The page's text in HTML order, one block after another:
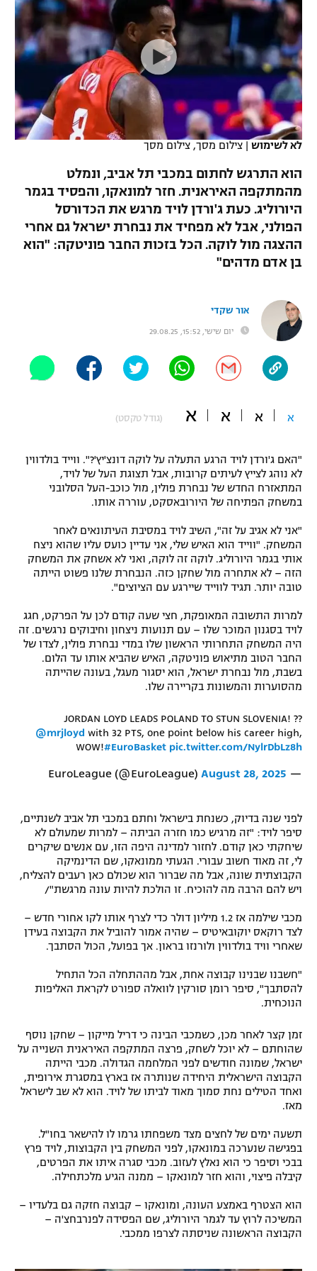
VOD
רץ ברשת
תוצאות
לוח שידורים
ברחבה
"מחצית בשכונה" – פודקאסט
משתתפים וזוכים בפרסים
תקנון משתתפים וזוכים בפרסים
תקנון עבור פעילות אלקטרה
תקנון עבור פעילות ספורט 1 – "מרלן"
גיימינג E-Sports
תנאי שימוש
מדיניות פרטיות
תקנון פעילות ספורט 1
רשיון להקרנה פומבית לבית עסק
הצטרפות לחבילת הערוצים
לוח דרושים – ג'ובנט
נבחרת ישראל
מכבי חיפה
בית"ר ירושלים
מכבי תל אביב
הפועל תל אביב
הפועל חיפה
הפועל באר שבע
מכבי נתניה
ליגה ספרדית
ליגה איטלקית
ליגה צרפתית
ליגה הולנדית
ליגה טורקית
ליגה סינית
ליגה ברזילאית
ליגות נוספות
כדורסל נשים
מכבי תל אביב
הפועל חולון
הפועל ירושלים
דני אבדיה
יורוליג
יורוקאפ
טניס
כדוריד
כדורעף
שחייה
ג'ודו
אגרוף
ספורט אולימפי
היאבקות WWE
ספורט מוטורי
כדורמים
בייסבול MLB
אומנויות לחימה
גיימינג E-Sports
לא לשימוש | צילום מסך, צילום מסך
הוא התרגש לחתום במכבי תל אביב, ונמלט
מהמתקפה האיראנית. חזר למונאקו, והפסיד בגמר
היורוליג. כעת ג'ורדן לויד מרגש את הכדורסל
הפולני, אבל לא מפחיד את נבחרת ישראל גם אחרי
ההצגה מול לוקה. הכל בזכות החבר פוניטקה: "הוא
בן אדם מדהים"
אור שקדי
יום שישי, 15:52, 29.08.25
א א א א (גודל טקסט)
"האם ג'ורדן לויד הרגע התעלה על לוקה דונצ'יץ'?". ווייד בולדווין
לא נוהג לצייץ לעיתים קרובות, אבל תצוגת העל של לויד,
המתאזרח החדש של נבחרת פולין, מול כוכב-העל הסלובני
במשחק הפתיחה של היורובאסקט, עוררה אותו.
"אני לא אגיב על זה", השיב לויד במסיבת העיתונאים לאחר
המשחק. "ווייד הוא האיש שלי, אני עדיין כועס עליו שהוא ניצח
אותי בגמר היורוליג. לוקה זה לוקה, ואני לא אשחק את המשחק
הזה – לא אתחרה מול שחקן כזה. הנבחרת שלנו פשוט הייתה
טובה יותר. תגיד לווייד שיירגע עם הציוצים".
למרות התשובה המאופקת, חצי שעה קודם לכן על הפרקט, חגג
לויד בסגנון המוכר שלו – עם תנועות ניצחון וחיבוקים נרגשים. זה
היה המשחק התחרותי הראשון שלו במדי נבחרת פולין, לצדו של
החבר הטוב מתיאוש פוניטקה, האיש שהביא אותו עד הלום.
בשבת, מול נבחרת ישראל, הוא יסגור מעגל, בעונה שהייתה
מהסוערות והמשונות בקריירה שלו.
JORDAN LOYD LEADS POLAND TO STUN SLOVENIA! ??
@mrjloyd with 32 PTS, one point below his career high,
WOW!#EuroBasket pic.twitter.com/NylrDbLz8h
— EuroLeague (@EuroLeague)
August 28, 2025
לפני שנה בדיוק, כשנחת בישראל וחתם במכבי תל אביב לשנתיים,
סיפר לויד: "זה מרגיש כמו חזרה הביתה – למרות שמעולם לא
שיחקתי כאן קודם. לחזור למדינה היפה הזו, עם אנשים שיקרים
לי, זה מאוד חשוב עבורי. הגעתי ממונאקו, שם הדינמיקה
הקבוצתית שונה, אבל מה שברור הוא שכולם כאן רעבים להצליח,
ויש להם הרבה מה להוכיח. זו הולכת להיות עונה מרגשת"/
מכבי שילמה אז 1.2 מיליון דולר כדי לצרף אותו לקו אחורי חדש –
לצד רוקאס יוקובאיטיס – שהיה אמור להוביל את הקבוצה בעידן
שאחרי וויד בולדווין ולורנזו בראון. אך בפועל, הכול הסתבך.
"חשבנו שבנינו קבוצה אחת, אבל מההתחלה הכל התחיל
להסתבך", סיפר רומן סורקין לוואלה ספורט לקראת האליפות
הנוכחית.
זמן קצר לאחר מכן, כשמכבי הבינה כי דריל מייקון – שחקן נוסף
שהוחתם – לא יוכל לשחק, פרצה המתקפה האיראנית השנייה על
ישראל, שמונה חודשים לפני המלחמה הגדולה. מכבי הייתה
הקבוצה הישראלית היחידה שנותרה אז בארץ במסגרת אירופית,
ואחד הטילים נחת סמוך מאוד לביתו של לויד. הוא לא שב לישראל
מאז.
תשעה ימים של לחצים מצד משפחתו גרמו לו להישאר בחו"ל.
בפגישה שנערכה במונאקו, לפני המשחק בין הקבוצות, לויד פרץ
בבכי וסיפר כי הוא נאלץ לעזוב. מכבי סגרה איתו את הפרטים,
קיבלה פיצוי, והוא חזר למונאקו – ממנה הגיע מלכתחילה.
הוא הצטרף באמצע העונה, ומונאקו – קבוצה חזקה גם בלעדיו –
המשיכה לרוץ עד לגמר היורוליג, שם הפסידה לפנרבחצ'ה –
הקבוצה הראשונה שניסתה לצרפו ממכבי.